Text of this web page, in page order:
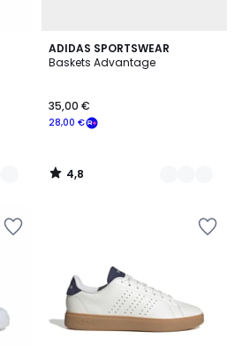
ADIDAS SPORTSWEAR
Baskets Advantage
28,00 €
35,00 €
4,8
/ 5
4
Couleurs
4,8
/